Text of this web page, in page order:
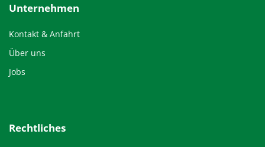
Unternehmen
Kontakt & Anfahrt
Über uns
Jobs
Rechtliches